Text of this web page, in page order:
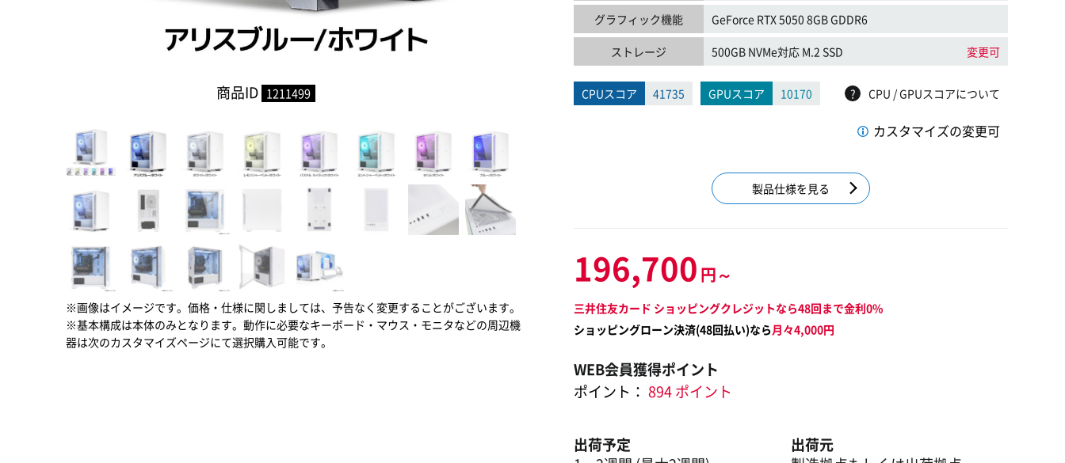
商品ID 1211499
※画像はイメージです。価格・仕様に関しましては、予告なく変更することがございます。
※基本構成は本体のみとなります。動作に必要なキーボード・マウス・モニタなどの周辺機
器は次のカスタマイズページにて選択購入可能です。
グラフィック機能 GeForce RTX 5050 8GB GDDR6
ストレージ 500GB NVMe対応 M.2 SSD 変更可
CPUスコア 41735 GPUスコア 10170 ? CPU / GPUスコアについて
カスタマイズの変更可
製品仕様を見る
196,700 円～
三井住友カード ショッピングクレジットなら48回まで金利0%
ショッピングローン決済(48回払い)なら月々4,000円
WEB会員獲得ポイント
ポイント： 894 ポイント
出荷予定
出荷元